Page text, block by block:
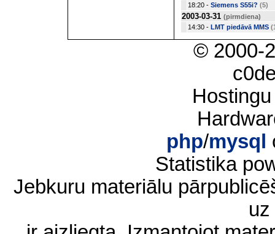
18:20 - Siemens S55i? (5)
2003-03-31 (pirmdiena)
14:30 - LMT piedāvā MMS
© 2000-
php/mysql
Statistika
Jebkuru materiālu